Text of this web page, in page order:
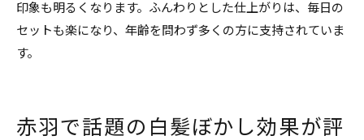
印象も明るくなります。ふんわりとした仕上がりは、毎日の
セットも楽になり、年齢を問わず多くの方に支持されていま
す。
赤羽で話題の白髪ぼかし効果が評